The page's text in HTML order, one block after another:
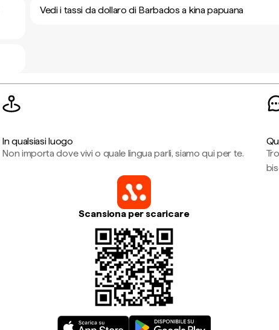
Vedi i tassi da dollaro di Barbados a kina papuana
In qualsiasi luogo
Non importa dove vivi o quale lingua parli, siamo qui per te.
Scansiona per scaricare